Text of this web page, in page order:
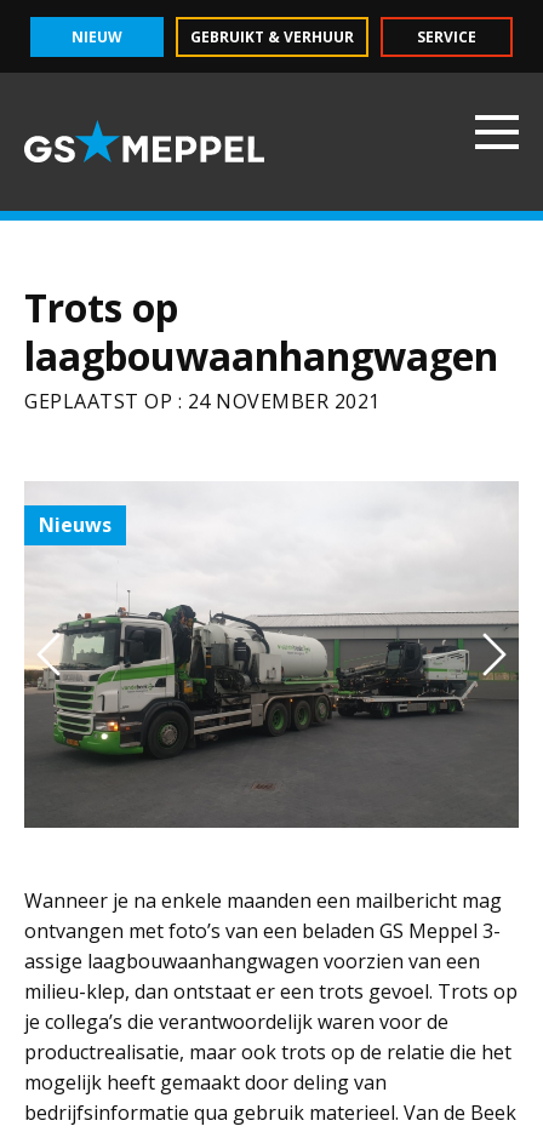
NIEUW GEBRUIKT & VERHUUR SERVICE
Trots op
laagbouwaanhangwagen
GEPLAATST OP : 24 NOVEMBER 2021
Nieuws
Wanneer je na enkele maanden een mailbericht mag
ontvangen met foto’s van een beladen GS Meppel 3-
assige laagbouwaanhangwagen voorzien van een
milieu-klep, dan ontstaat er een trots gevoel. Trots op
je collega’s die verantwoordelijk waren voor de
productrealisatie, maar ook trots op de relatie die het
mogelijk heeft gemaakt door deling van
bedrijfsinformatie qua gebruik materieel. Van de Beek